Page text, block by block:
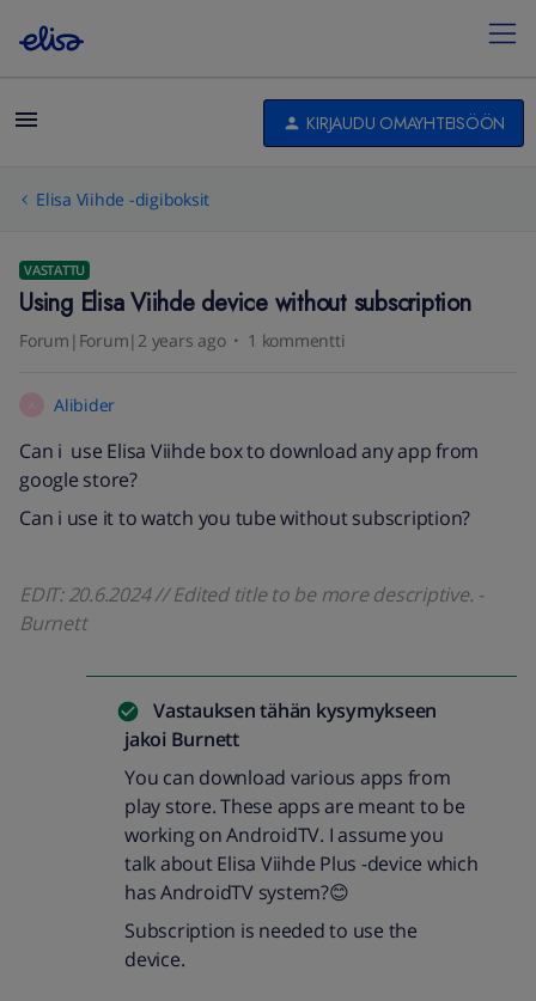
KIRJAUDU OMAYHTEISÖÖN
Elisa Viihde -digiboksit
VASTATTU
Using Elisa Viihde device without subscription
Forum|Forum|2 years ago 1 kommentti
Alibider
Can i use Elisa Viihde box to download any app from
google store?
Can i use it to watch you tube without subscription?
EDIT: 20.6.2024 // Edited title to be more descriptive. -
Burnett
Vastauksen tähän kysymykseen
jakoi Burnett
You can download various apps from
play store. These apps are meant to be
working on AndroidTV. I assume you
talk about Elisa Viihde Plus -device which
has AndroidTV system?😊
Subscription is needed to use the
device.